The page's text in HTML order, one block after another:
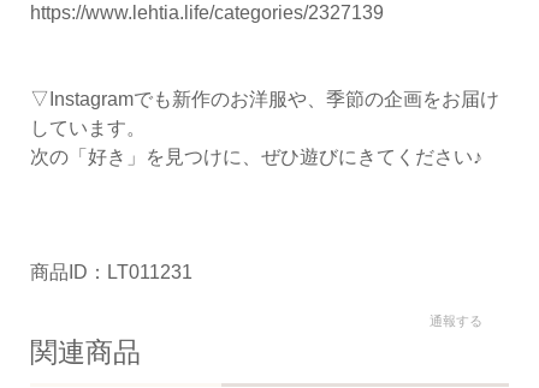
https://www.lehtia.life/categories/2327139
▽Instagramでも新作のお洋服や、季節の企画をお届け
しています。
次の「好き」を見つけに、ぜひ遊びにきてください♪
商品ID：LT011231
通報する
関連商品